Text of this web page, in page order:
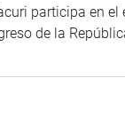
participa en
de la